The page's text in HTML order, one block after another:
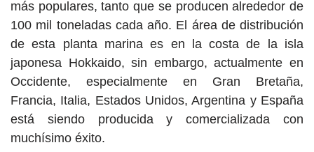
más populares, tanto que se producen alrededor de
100 mil toneladas cada año. El área de distribución
de esta planta marina es en la costa de la isla
japonesa Hokkaido, sin embargo, actualmente en
Occidente, especialmente en Gran Bretaña,
Francia, Italia, Estados Unidos, Argentina y España
está siendo producida y comercializada con
muchísimo éxito.